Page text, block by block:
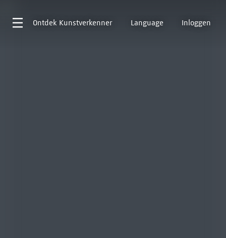
Ontdek Kunstverkenner Language Inloggen